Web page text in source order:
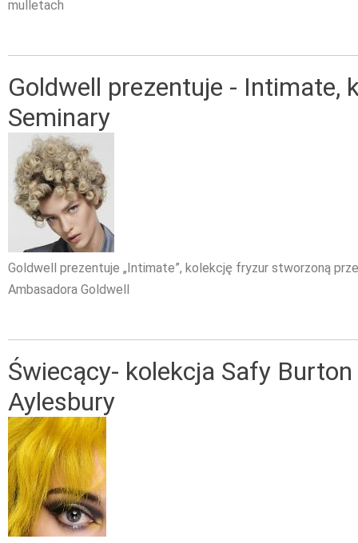
mulletach
Goldwell prezentuje - Intimate,
Seminary
Goldwell prezentuje „Intimate”, kolekcję fryzur stworzoną
Ambasadora Goldwell
Świecący- kolekcja Safy Burton
Aylesbury